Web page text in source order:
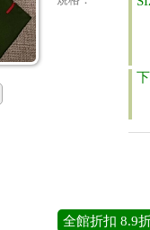
全館折扣 8.9